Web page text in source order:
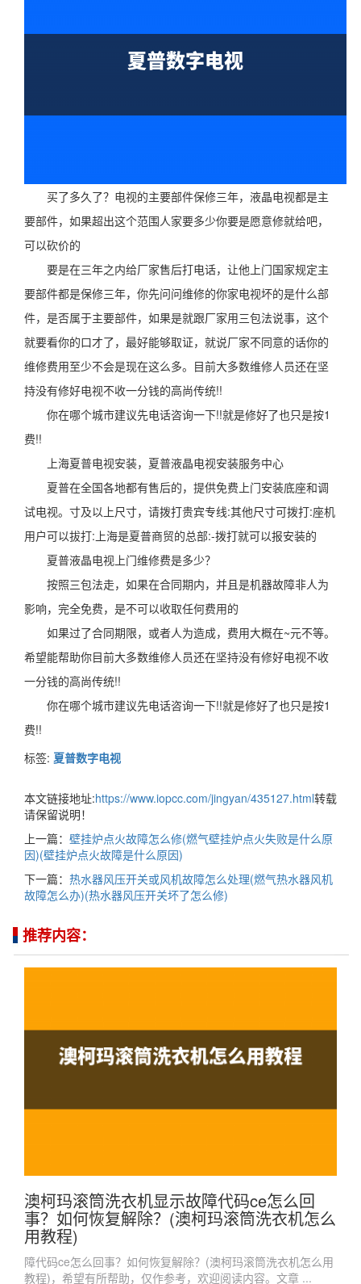
买了多久了？电视的主要部件保修三年，液晶电视都是主
要部件，如果超出这个范围人家要多少你要是愿意修就给吧，
可以砍价的
要是在三年之内给厂家售后打电话，让他上门国家规定主
要部件都是保修三年，你先问问维修的你家电视坏的是什么部
件，是否属于主要部件，如果是就跟厂家用三包法说事，这个
就要看你的口才了，最好能够取证，就说厂家不同意的话你的
维修费用至少不会是现在这么多。目前大多数维修人员还在坚
持没有修好电视不收一分钱的高尚传统!!
你在哪个城市建议先电话咨询一下!!就是修好了也只是按1
费!!
上海夏普电视安装，夏普液晶电视安装服务中心
夏普在全国各地都有售后的，提供免费上门安装底座和调
试电视。寸及以上尺寸，请拨打贵宾专线:其他尺寸可拨打:座机
用户可以拔打:上海是夏普商贸的总部:-拨打就可以报安装的
夏普液晶电视上门维修费是多少？
按照三包法走，如果在合同期内，并且是机器故障非人为
影响，完全免费，是不可以收取任何费用的
如果过了合同期限，或者人为造成，费用大概在~元不等。
希望能帮助你目前大多数维修人员还在坚持没有修好电视不收
一分钱的高尚传统!!
你在哪个城市建议先电话咨询一下!!就是修好了也只是按1
费!!
标签: 夏普数字电视
本文链接地址:https://www.iopcc.com/jingyan/435127.html转载
请保留说明！
上一篇： 壁挂炉点火故障怎么修(燃气壁挂炉点火失败是什么原
因)(壁挂炉点火故障是什么原因)
下一篇： 热水器风压开关或风机故障怎么处理(燃气热水器风机
故障怎么办)(热水器风压开关坏了怎么修)
推荐内容：
澳柯玛滚筒洗衣机显示故障代码ce怎么回
事？如何恢复解除？(澳柯玛滚筒洗衣机怎么
用教程)
障代码ce怎么回事？如何恢复解除？(澳柯玛滚筒洗衣机怎么用
教程)，希望有所帮助，仅作参考，欢迎阅读内容。文章 ...